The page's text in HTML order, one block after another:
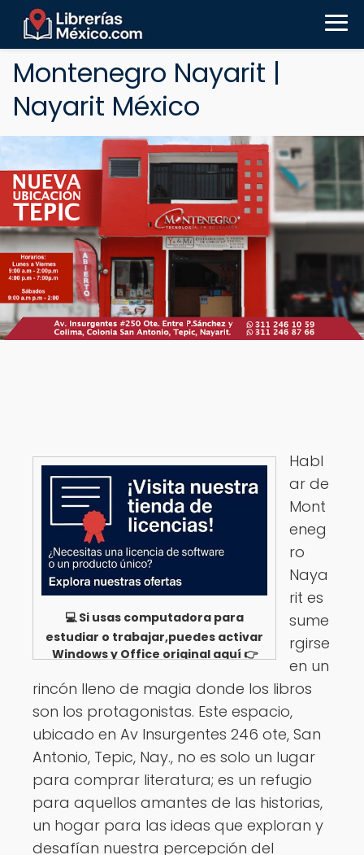
Montenegro Nayarit |
Nayarit México
💻 Si usas computadora para
estudiar o trabajar,puedes activar
Windows y Office original aquí 👉
Habl
ar de
Mont
eneg
ro
Naya
rit es
sume
rgirse
en un
rincón lleno de magia donde los libros
son los protagonistas. Este espacio,
ubicado en Av Insurgentes 246 ote, San
Antonio, Tepic, Nay., no es solo un lugar
para comprar literatura; es un refugio
para aquellos amantes de las historias,
un hogar para las ideas que exploran y
desafían nuestra percepción del